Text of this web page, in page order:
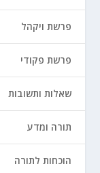
פרשת ויקהל
פרשת פקודי
שאלות ותשובות
תורה ומדע
הוכחות לתורה